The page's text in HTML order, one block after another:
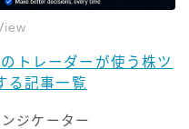
トレーダーが使う株ツ
る記事一覧
ンジケーター